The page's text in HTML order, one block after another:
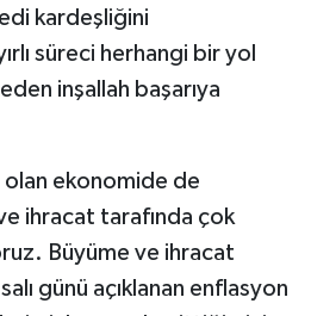
kardeşliğini
süreci herhangi bir yol
inşallah başarıya
ekonomide de
ihracat tarafında çok
Büyüme ve ihracat
günü açıklanan enflasyon